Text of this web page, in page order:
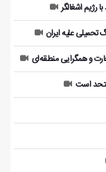
رژیم اشغالگر
علیه ایران
و همگرایی منطقه‌ای
متحد است